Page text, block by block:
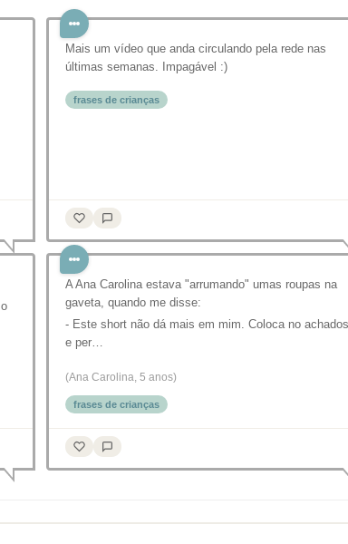
Mais um vídeo que anda circulando pela rede nas
últimas semanas. Impagável :)
frases de crianças
A Ana Carolina estava "arrumando" umas roupas na
gaveta, quando me disse:
- Este short não dá mais em mim. Coloca no achados
e per…
(Ana Carolina, 5 anos)
frases de crianças